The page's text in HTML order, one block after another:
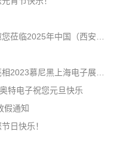
中国（西安）电子信息产业博览会
尼黑上海电子展，诚邀您参观！
特电子祝您元旦快乐
假通知
日快乐！